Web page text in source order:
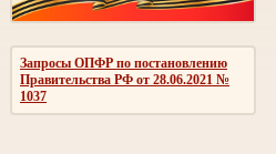
Запросы ОПФР по постановлению
Правительства РФ от 28.06.2021 №
1037